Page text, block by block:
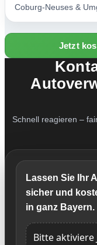
Coburg-Neuses &
Jetzt
Schnell reagieren –
Lassen Sie Ihr
sicher und
in ganz Bayern.
Bitte aktiviere